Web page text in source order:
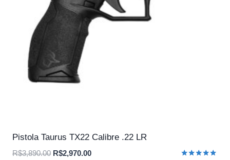
Pistola Taurus TX22 Calibre .22 LR
R$3,890.00 O
R$2,970.00O